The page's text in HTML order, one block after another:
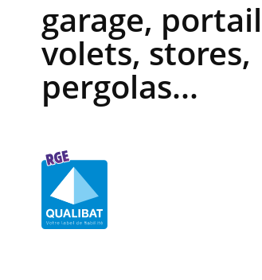
garage,
volets, stores,
pergolas...